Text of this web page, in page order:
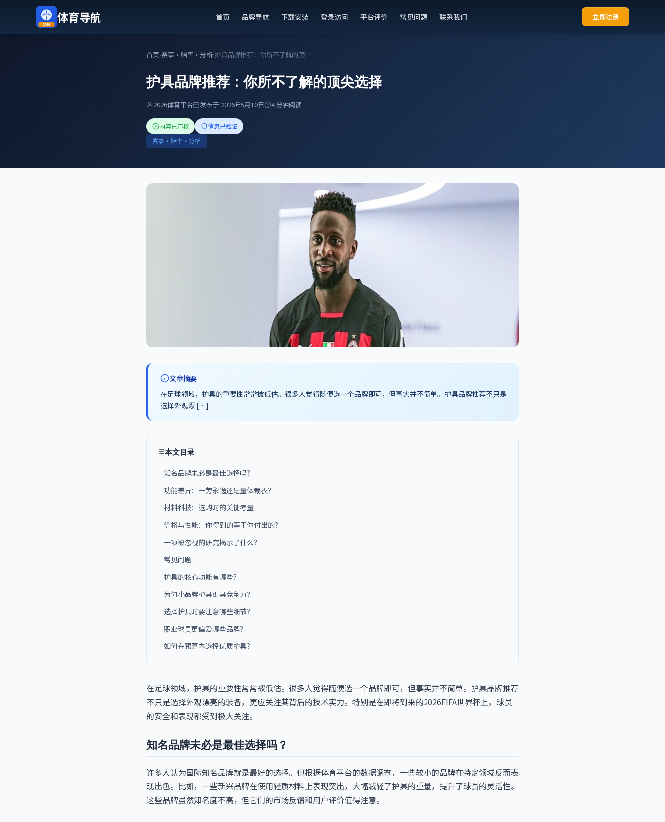
2026 体育导航 首页 品牌导航 下载安装 登录访问 平台评价 常见问题 联系我们 立即注册
首页›赛事・赔率・分析› 护具品牌推荐：你所不了解的顶尖选择
护具品牌推荐：你所不了解的顶尖选择
2026体育平台 发布于 2026年5月10日 4 分钟阅读
内容已审核
信息已验证
赛事・赔率・分析
文章摘要
在足球领域，护具的重要性常常被低估。很多人觉得随便选一个品牌即可，但事实并不简单。护具品牌推荐不只是
选择外观漂 […]
本文目录
知名品牌未必是最佳选择吗？
功能差异：一劳永逸还是量体裁衣？
材料科技：选购时的关键考量
价格与性能：你得到的等于你付出的？
一项被忽视的研究揭示了什么？
常见问题
护具的核心功能有哪些？
为何小品牌护具更具竞争力？
选择护具时要注意哪些细节？
职业球员更偏爱哪些品牌？
如何在预算内选择优质护具？
在足球领域，护具的重要性常常被低估。很多人觉得随便选一个品牌即可，但事实并不简单。护具品牌推荐
不只是选择外观漂亮的装备，更应关注其背后的技术实力。特别是在即将到来的2026FIFA世界杯上，球员
的安全和表现都受到极大关注。
知名品牌未必是最佳选择吗？
许多人认为国际知名品牌就是最好的选择。但根据体育平台的数据调查，一些较小的品牌在特定领域反而表
现出色。比如，一些新兴品牌在使用轻质材料上表现突出，大幅减轻了护具的重量，提升了球员的灵活性。
这些品牌虽然知名度不高，但它们的市场反馈和用户评价值得注意。